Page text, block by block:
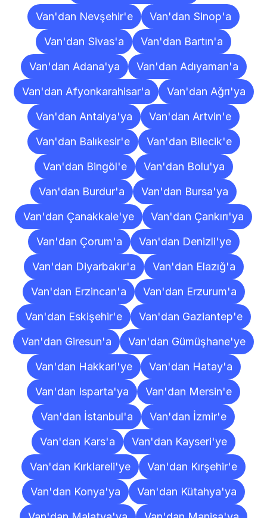
Van'dan Nevşehir'e
Van'dan Sinop'a
Van'dan Sivas'a
Van'dan Bartın'a
Van'dan Adana'ya
Van'dan Adıyaman'a
Van'dan Afyonkarahisar'a
Van'dan Ağrı'ya
Van'dan Antalya'ya
Van'dan Artvin'e
Van'dan Balıkesir'e
Van'dan Bilecik'e
Van'dan Bingöl'e
Van'dan Bolu'ya
Van'dan Burdur'a
Van'dan Bursa'ya
Van'dan Çanakkale'ye
Van'dan Çankırı'ya
Van'dan Çorum'a
Van'dan Denizli'ye
Van'dan Diyarbakır'a
Van'dan Elazığ'a
Van'dan Erzincan'a
Van'dan Erzurum'a
Van'dan Eskişehir'e
Van'dan Gaziantep'e
Van'dan Giresun'a
Van'dan Gümüşhane'ye
Van'dan Hakkari'ye
Van'dan Hatay'a
Van'dan Isparta'ya
Van'dan Mersin'e
Van'dan İstanbul'a
Van'dan İzmir'e
Van'dan Kars'a
Van'dan Kayseri'ye
Van'dan Kırklareli'ye
Van'dan Kırşehir'e
Van'dan Konya'ya
Van'dan Kütahya'ya